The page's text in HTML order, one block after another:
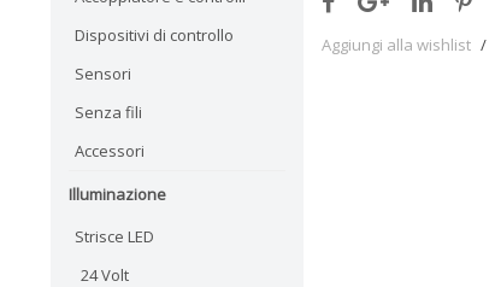
Dispositivi di controllo
Sensori
Senza fili
Accessori
Illuminazione
Strisce LED
24 Volt
Aggiungi alla wishlist /